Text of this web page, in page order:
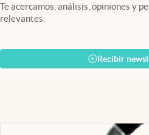
Te acercamos, análisis, opiniones y
relevantes.
Recibir